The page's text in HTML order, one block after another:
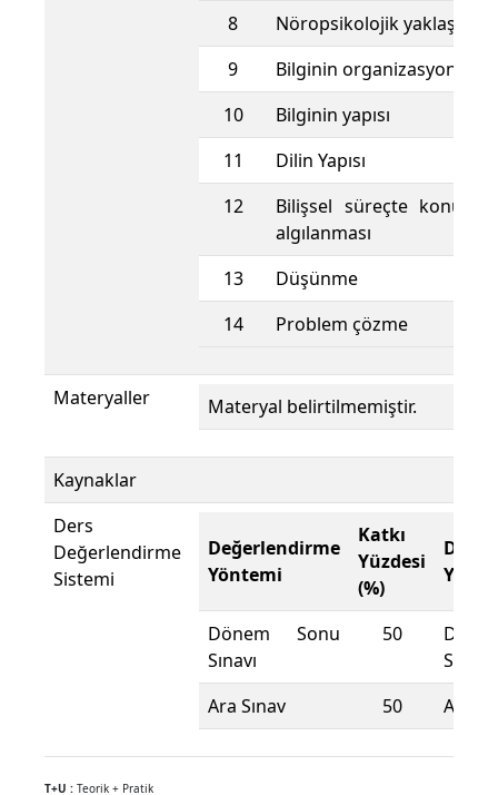
8
Nöropsikolojik yaklaşım
9
Bilginin organizasyonu
10
Bilginin yapısı
11
Dilin Yapısı
12
Bilişsel süreçte
algılanması
13
Düşünme
14
Problem çözme
Materyaller Materyal belirtilmemiştir.
Kaynaklar
Ders
Değerlendirme
Sistemi
Değerlendirme
Yöntemi
Katkı
Yüzdesi
(%)
Dönem Sonu
Sınavı
50
Sınavı
Ara Sınav
50 Ara
T+U : Teorik + Pratik